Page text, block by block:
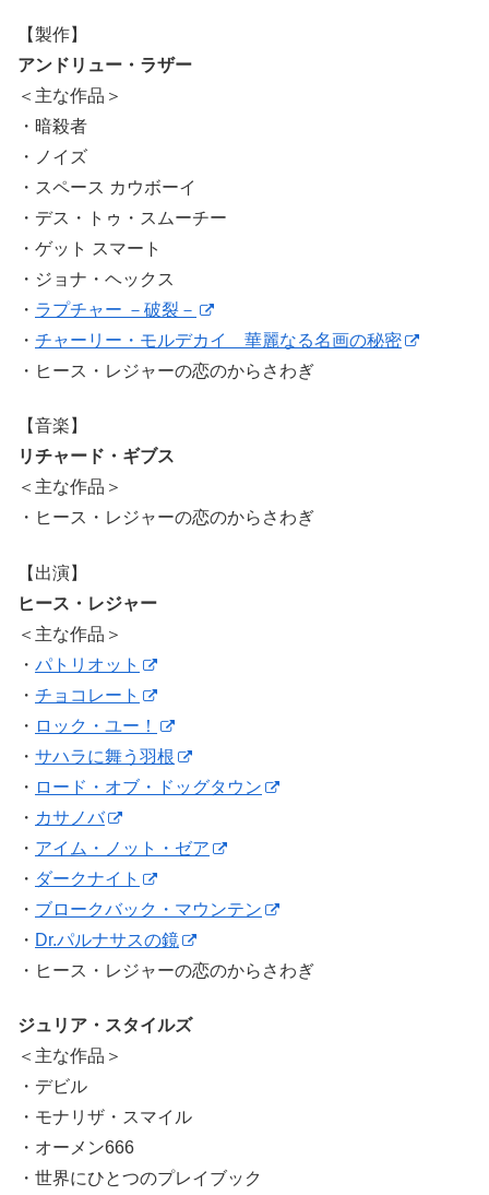
【製作】
アンドリュー・ラザー
＜主な作品＞
・暗殺者
・ノイズ
・スペース カウボーイ
・デス・トゥ・スムーチー
・ゲット スマート
・ジョナ・ヘックス
・ ラプチャー －破裂－
・ チャーリー・モルデカイ 華麗なる名画の秘密
・ヒース・レジャーの恋のからさわぎ
【音楽】
リチャード・ギブス
＜主な作品＞
・ヒース・レジャーの恋のからさわぎ
【出演】
ヒース・レジャー
＜主な作品＞
・ パトリオット
・ チョコレート
・ ロック・ユー！
・ サハラに舞う羽根
・ ロード・オブ・ドッグタウン
・ カサノバ
・ アイム・ノット・ゼア
・ ダークナイト
・ ブロークバック・マウンテン
・ Dr.パルナサスの鏡
・ヒース・レジャーの恋のからさわぎ
ジュリア・スタイルズ
＜主な作品＞
・デビル
・モナリザ・スマイル
・オーメン666
・世界にひとつのプレイブック